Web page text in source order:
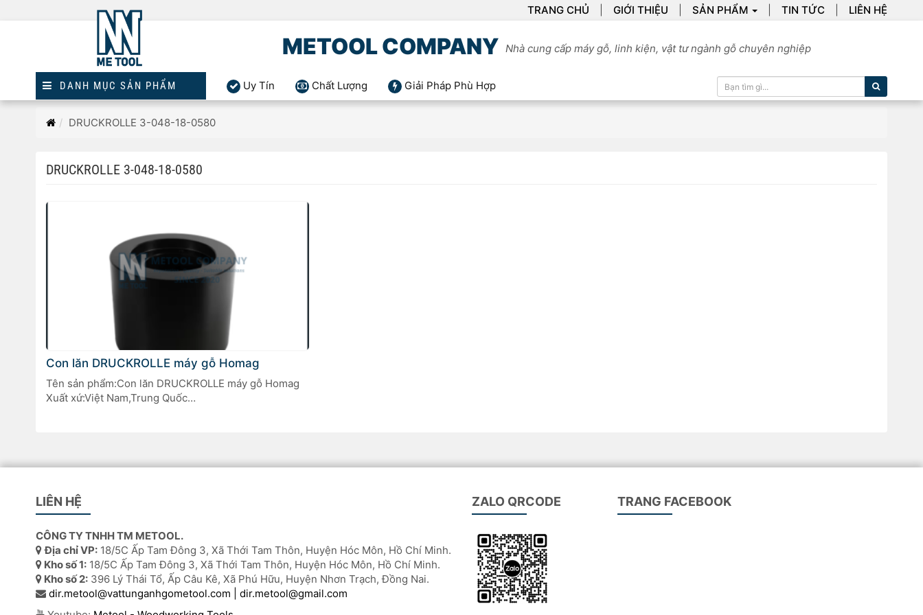
TRANG CHỦ GIỚI THIỆU SẢN PHẨM TIN TỨC LIÊN HỆ
METOOL COMPANY Nhà cung cấp máy gỗ, linh kiện, vật tư ngành gỗ chuyên nghiệp
DANH MỤC SẢN PHẨM Uy Tín Chất Lượng Giải Pháp Phù Hợp
TrangDRUCKROLLE 3-048-18-0580
DRUCKROLLE 3-048-18-0580
Con lăn DRUCKROLLE máy gỗ Homag
Tên sản phẩm:Con lăn DRUCKROLLE máy gỗ Homag
Xuất xứ:Việt Nam,Trung Quốc
LIÊN HỆ
CÔNG TY TNHH TM METOOL.
Địa chỉ VP: 18/5C Ấp Tam Đông 3, Xã Thới Tam Thôn, Huyện Hóc Môn, Hồ Chí Minh.
Kho số 1: 18/5C Ấp Tam Đông 3, Xã Thới Tam Thôn, Huyện Hóc Môn, Hồ Chí Minh.
Kho số 2: 396 Lý Thái Tổ, Ấp Câu Kê, Xã Phú Hữu, Huyện Nhơn Trạch, Đồng Nai.
dir.metool@vattunganhgometool.com | dir.metool@gmail.com
ZALO QRCODE TRANG FACEBOOK